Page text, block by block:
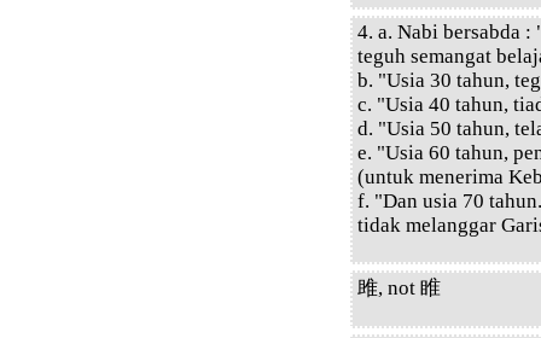
4. a. Nabi bersabda :
teguh semangat
b. "Usia 30 tahun,
c. "Usia 40 tahun,
d. "Usia 50 tahun,
e. "Usia 60 tahun,
(untuk menerima
f. "Dan usia 70
tidak melanggar
雎, not 睢